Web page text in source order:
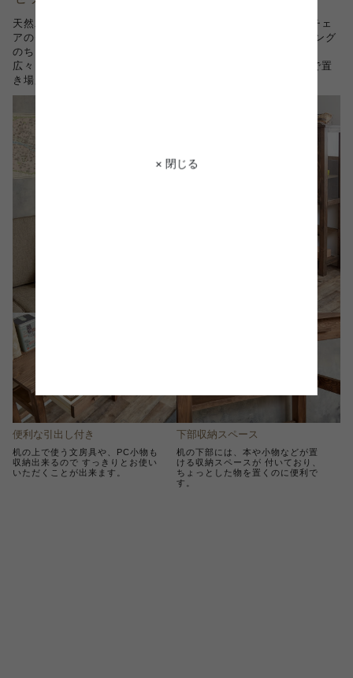
× 閉じる
天然木を贅沢に使い、細部まで作り込まれた美しいデスクとチェ
アのセットです。 コンパクトサイズなので、キッチンやリビング
のちょっとしたスペースにも置ける使い勝手のいいサイズ感。
広々とした作業スペースを確保しつつ、奥行は抑えているので置
き場所を選びません。
便利な引出し付き
机の上で使う文房具や、PC小物も
収納出来るので すっきりとお使い
いただくことが出来ます。
下部収納スペース
机の下部には、本や小物などが置
ける収納スペースが 付いており、
ちょっとした物を置くのに便利で
す。